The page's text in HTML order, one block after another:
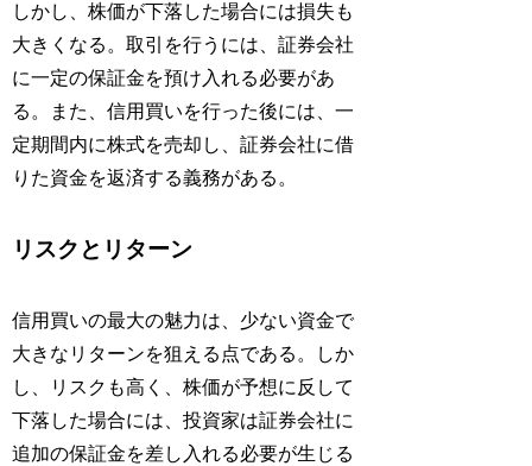
しかし、株価が下落した場合には損失も
大きくなる。取引を行うには、証券会社
に一定の保証金を預け入れる必要があ
る。また、信用買いを行った後には、一
定期間内に株式を売却し、証券会社に借
りた資金を返済する義務がある。
リスクとリターン
信用買いの最大の魅力は、少ない資金で
大きなリターンを狙える点である。しか
し、リスクも高く、株価が予想に反して
下落した場合には、投資家は証券会社に
追加の保証金を差し入れる必要が生じる